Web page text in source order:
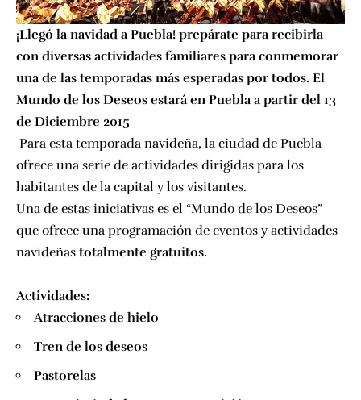
¡Llegó la navidad a Puebla! prepárate para recibirla
con diversas actividades familiares para conmemorar
una de las temporadas más esperadas por todos. El
Mundo de los Deseos estará en Puebla a partir del 13
de Diciembre 2015
Para esta temporada navideña, la ciudad de Puebla
ofrece una serie de actividades dirigidas para los
habitantes de la capital y los visitantes.
Una de estas iniciativas es el “Mundo de los Deseos”
que ofrece una programación de eventos y actividades
navideñas totalmente gratuitos.
Actividades:
Atracciones de hielo
Tren de los deseos
Pastorelas